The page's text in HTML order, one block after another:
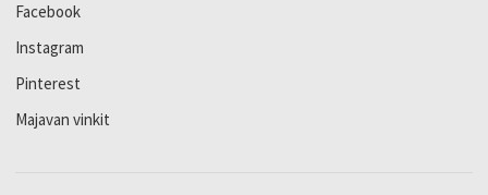
Facebook
Instagram
Pinterest
Majavan vinkit